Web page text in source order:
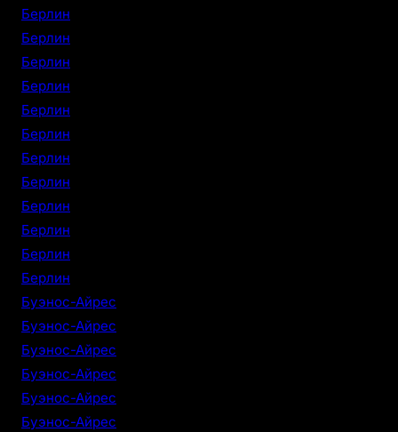
Берлин
Берлин
Берлин
Берлин
Берлин
Берлин
Берлин
Берлин
Берлин
Берлин
Берлин
Берлин
Буэнос-Айрес
Буэнос-Айрес
Буэнос-Айрес
Буэнос-Айрес
Буэнос-Айрес
Буэнос-Айрес